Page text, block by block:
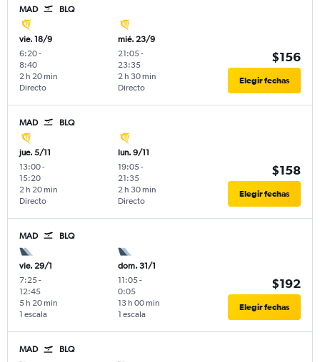
MAD BLQ
vie. 18/9
6:20-
8:40
Directo
2 h 20 min
mié. 23/9
21:05-
23:35
Directo
2 h 30 min
$156
Elegir fechas
MAD BLQ
jue. 5/11
13:00-
15:20
Directo
2 h 20 min
lun. 9/11
19:05-
21:35
Directo
2 h 30 min
$158
Elegir fechas
MAD BLQ
vie. 29/1
7:25-
12:45
1 escala
5 h 20 min
dom. 31/1
11:05-
0:05
1 escala
13 h 00 min
$192
Elegir fechas
MAD BLQ